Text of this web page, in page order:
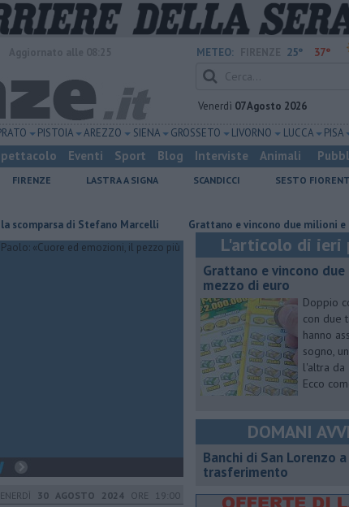
METEO: 25° 37°
Venerdì 07 Agosto 2026
PISTOIA AREZZO SIENA GROSSETO LIVORNO LUCCA PISA
Eventi Sport Blog Interviste Animali
FIRENZE LASTRA A SIGNA SCANDICCI
SESTO
Stefano Marcelli Grattano e vincono due milioni e mezzo di
30 AGOSTO 2024 ORE 19:00
L'articolo di
Grattano e vincono
mezzo di euro
Doppio
con due
hanno
sogno,
l'altra da
Ecco
DOMANI
Banchi di San Lorenzo
trasferimento